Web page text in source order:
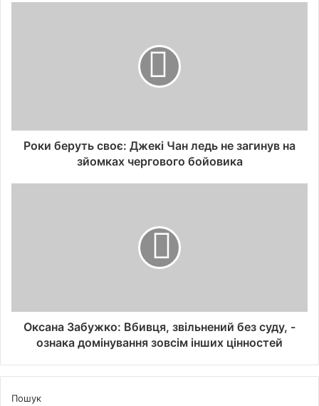
Роки беруть своє: Джекі Чан ледь не загинув на
зйомках чергового бойовика
Оксана Забужко: Вбивця, звільнений без суду, -
ознака домінування зовсім інших цінностей
Пошук